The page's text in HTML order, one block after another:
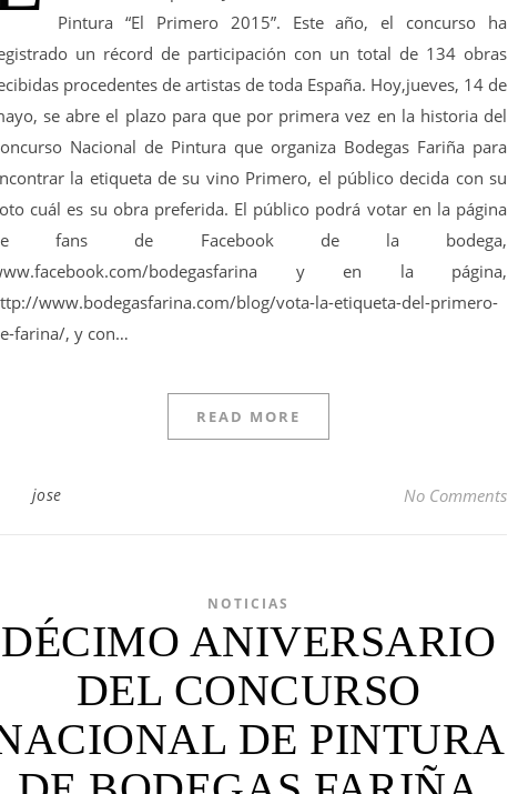
Pintura “El Primero 2015”. Este año, el concurso ha
un récord de participación con un total de 134 obras
procedentes de artistas de toda España. Hoy,jueves, 14 de
se abre el plazo para que por primera vez en la historia del
Nacional de Pintura que organiza Bodegas Fariña para
la etiqueta de su vino Primero, el público decida con su
cuál es su obra preferida. El público podrá votar en la página
fans de Facebook de la bodega,
bodegasfarina y en la página,
www.bodegasfarina.com/blog/vota-la-etiqueta-del-primero-
farina/, y con…
READ MORE
jose No Comments
NOTICIAS
DÉCIMO ANIVERSARIO
DEL CONCURSO
DE PINTURA